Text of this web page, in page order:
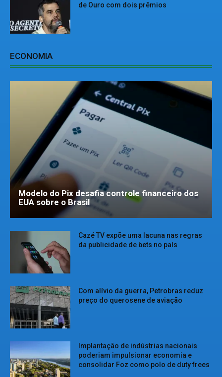
de Ouro com dois prêmios
ECONOMIA
Modelo do Pix desafia controle financeiro dos
EUA sobre o Brasil
Cazé TV expõe uma lacuna nas regras
da publicidade de bets no país
Com alívio da guerra, Petrobras reduz
preço do querosene de aviação
Implantação de indústrias nacionais
poderiam impulsionar economia e
consolidar Foz como polo de duty frees